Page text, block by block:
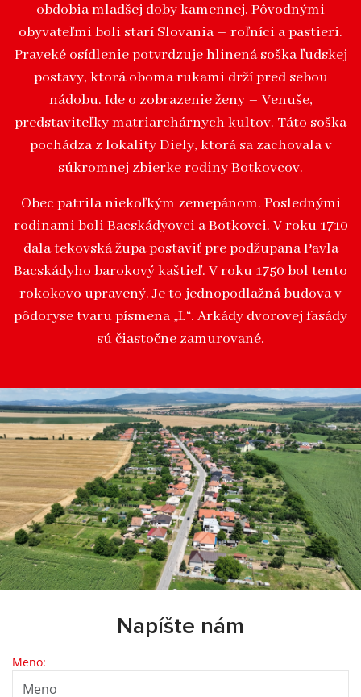
obdobia mladšej doby kamennej. Pôvodnými
obyvateľmi boli starí Slovania – roľníci a pastieri.
Praveké osídlenie potvrdzuje hlinená soška ľudskej
postavy, ktorá oboma rukami drží pred sebou
nádobu. Ide o zobrazenie ženy – Venuše,
predstaviteľky matriarchárnych kultov. Táto soška
pochádza z lokality Diely, ktorá sa zachovala v
súkromnej zbierke rodiny Botkovcov.
Obec patrila niekoľkým zemepánom. Poslednými
rodinami boli Bacskádyovci a Botkovci. V roku 1710
dala tekovská župa postaviť pre podžupana Pavla
Bacskádyho barokový kaštieľ. V roku 1750 bol tento
rokokovo upravený. Je to jednopodlažná budova v
pôdoryse tvaru písmena „L“. Arkády dvorovej fasády
sú čiastočne zamurované.
Napíšte nám
Meno: